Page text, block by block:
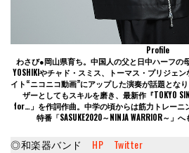
Profile
わさび●岡山県育ち。中国人の父と日中ハーフの
YOSHIKIやチャド・スミス、トーマス・プリジェ
イト“ニコニコ動画”にアップした演奏が話題とな
ザーとしてもスキルを磨き、最新作『TOKYO
for…」を作詞作曲。中学の頃からは筋力トレーニ
特番「SASUKE2020～NINJA WARRIOR～」
◎和楽器バンド HP
Twitter